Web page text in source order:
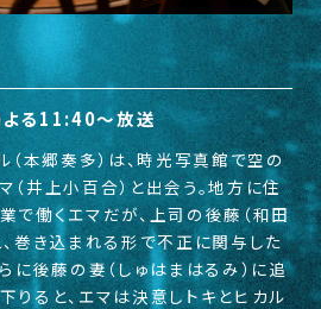
る11:40〜放送
（本郷奏多）は、時光写真館で空の
井上小百合）と出会う。地方に住
で働くエマだが、上司の後藤（和田
巻き込まれる形で不正に関与した
に後藤の妻（しゅはまはるみ）に追
りると、エマは決意しトキとヒカル